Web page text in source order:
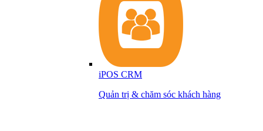
iPOS CRM
Quản trị & chăm sóc khách hàng